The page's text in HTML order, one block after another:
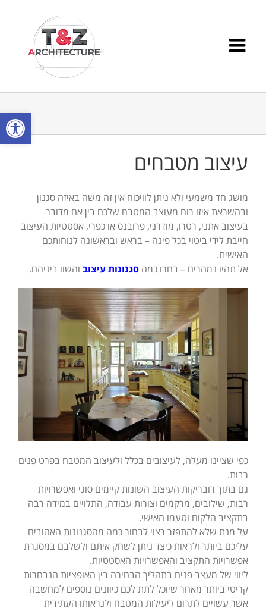
פתח
עיצוב מטבחים
מושג חד משמעי ולא ניתן לוויכוח אין זה משה באיזה סגנון
ובהשראת איזו רוח מעוצב המטבח שלכם בין אם מדובר
בעיצוב אתני, רטרו, מודרני, פרובנס או כפרי, אסטטיות העיצוב
חייבת לידי ביטוי בכל פינה – בראש ובראשונה לנוחותכם
האישית.
אל תהיו נמהרים – בחרו כמה סגנונות עיצוב והשוו ביניהם.
כפי שציינו מעלה, לעיצובים בכלל ולעיצוב המטבח בפרט פנים
רבות.
גם בתוך רובריקות העיצוב השונות קיימים סוגי ואפשרויות
רבות, שילובים, מרקמים וצורות עבודה, התלויים במידה רבה
בתקציב הלקוח וטעמו האישי.
על מנת שלא להתפזר רצוי לבחור כמה מהסגנונות האהובים
עליכם ביותר ולראות כיצד ניתן לשחק איתם ולשלבם במסגרת
אפשרויות התקציב והאפשרויות האסטטיות.
ליווי של מעצב פנים בתהליך הבחירה בין האופציות הנבחרות
קריטי ביותר מאחר שיוכל לתת לכם כיוונים נוספים למחשבה
אשר עשויים לתרום ליעילות המטבח ולנראותו העתידית